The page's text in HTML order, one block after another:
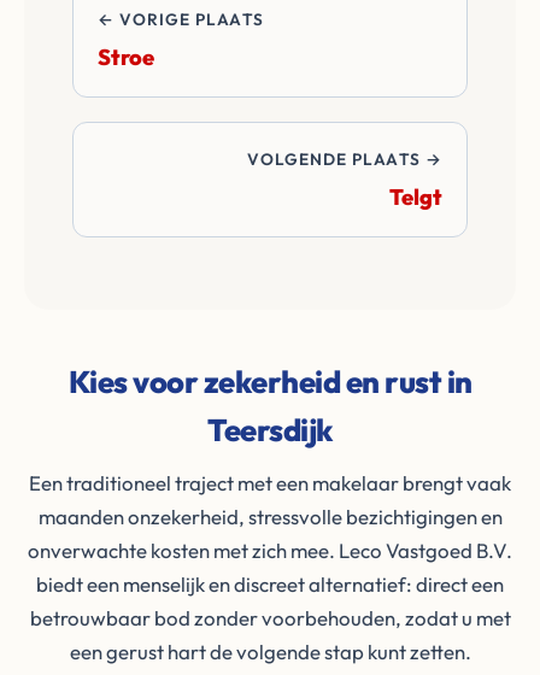
← VORIGE PLAATS
Stroe
VOLGENDE PLAATS →
Telgt
Kies voor zekerheid en rust in
Teersdijk
Een traditioneel traject met een makelaar brengt vaak
maanden onzekerheid, stressvolle bezichtigingen en
onverwachte kosten met zich mee. Leco Vastgoed B.V.
biedt een menselijk en discreet alternatief: direct een
betrouwbaar bod zonder voorbehouden, zodat u met
een gerust hart de volgende stap kunt zetten.